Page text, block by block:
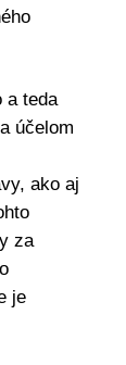
a teda
účelom
ako aj
za
je